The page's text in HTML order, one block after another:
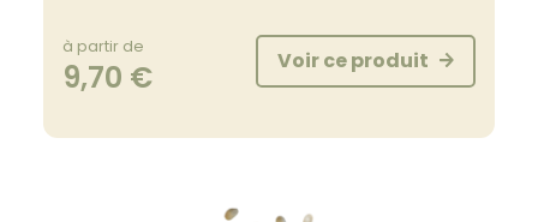
à partir de
9,70 € Voir ce produit